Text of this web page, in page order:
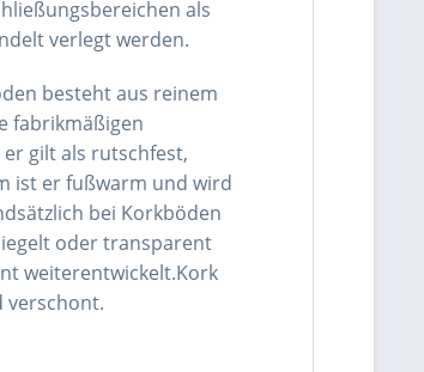
als
verlegt werden.
besteht aus reinem
fabrikmäßigen
gilt als rutschfest,
ist er fußwarm und wird
bei Korkböden
oder transparent
weiterentwickelt.Kork
verschont.